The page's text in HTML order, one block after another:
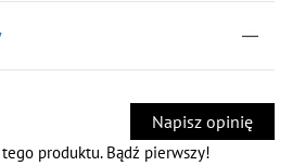
Napisz opinię
produktu. Bądź pierwszy!